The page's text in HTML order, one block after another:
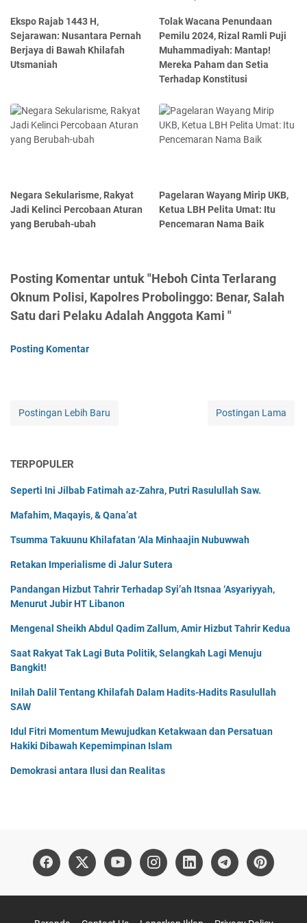
Ekspo Rajab 1443 H,
Sejarawan: Nusantara Pernah
Berjaya di Bawah Khilafah
Utsmaniah
Tolak Wacana Penundaan
Pemilu 2024, Rizal Ramli Puji
Muhammadiyah: Mantap!
Mereka Paham dan Setia
Terhadap Konstitusi
Negara Sekularisme, Rakyat
Jadi Kelinci Percobaan Aturan
yang Berubah-ubah
Pagelaran Wayang Mirip UKB,
Ketua LBH Pelita Umat: Itu
Pencemaran Nama Baik
Posting Komentar untuk "Heboh Cinta Terlarang
Oknum Polisi, Kapolres Probolinggo: Benar, Salah
Satu dari Pelaku Adalah Anggota Kami "
Posting Komentar
Postingan Lebih Baru Postingan Lama
TERPOPULER
Seperti Ini Jilbab Fatimah az-Zahra, Putri Rasulullah Saw.
Mafahim, Maqayis, & Qana’at
Tsumma Takuunu Khilafatan ‘Ala Minhaajin Nubuwwah
Retakan Imperialisme di Jalur Sutera
Pandangan Hizbut Tahrir Terhadap Syi’ah Itsnaa ‘Asyariyyah,
Menurut Jubir HT Libanon
Mengenal Sheikh Abdul Qadim Zallum, Amir Hizbut Tahrir Kedua
Saat Rakyat Tak Lagi Buta Politik, Selangkah Lagi Menuju
Bangkit!
Inilah Dalil Tentang Khilafah Dalam Hadits-Hadits Rasulullah
SAW
Idul Fitri Momentum Mewujudkan Ketakwaan dan Persatuan
Hakiki Dibawah Kepemimpinan Islam
Demokrasi antara Ilusi dan Realitas